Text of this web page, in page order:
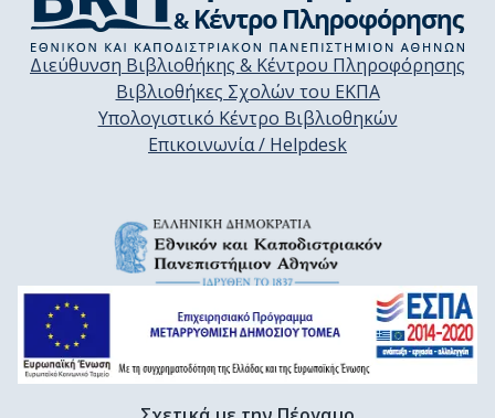
Διεύθυνση Βιβλιοθήκης & Κέντρου Πληροφόρησης
Βιβλιοθήκες Σχολών του ΕΚΠΑ
Υπολογιστικό Κέντρο Βιβλιοθηκών
Επικοινωνία / Helpdesk